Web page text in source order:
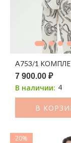
A753/1
7 900.00 ₽
В наличии: 4
В
20%